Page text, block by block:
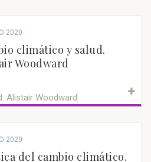
2020
climático y salud.
Woodward
2020
del cambio climático.